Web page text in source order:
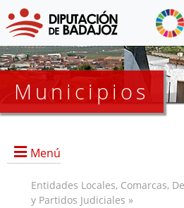
Municipios
Menú
Entidades Locales, Comarcas,
y Partidos Judiciales »